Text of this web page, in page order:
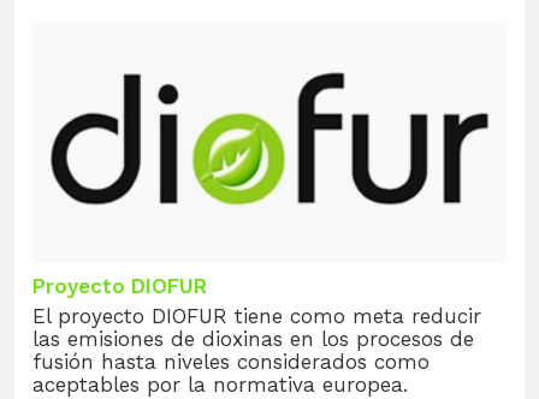
Proyecto DIOFUR
El proyecto DIOFUR tiene como meta reducir
las emisiones de dioxinas en los procesos de
fusión hasta niveles considerados como
aceptables por la normativa europea.